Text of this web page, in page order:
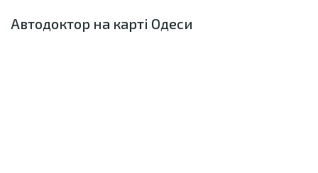
Автодоктор на карті Одеси